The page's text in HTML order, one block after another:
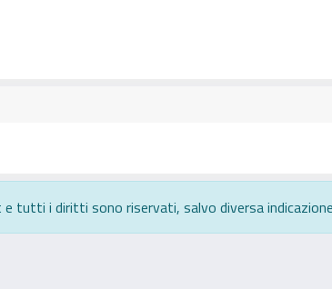
tutti i diritti sono riservati, salvo diversa